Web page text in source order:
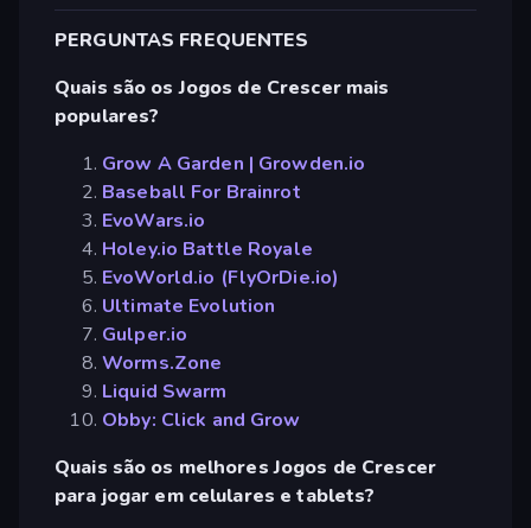
PERGUNTAS FREQUENTES
Quais são os Jogos de Crescer mais
populares?
Grow A Garden | Growden.io
Baseball For Brainrot
EvoWars.io
Holey.io Battle Royale
EvoWorld.io (FlyOrDie.io)
Ultimate Evolution
Gulper.io
Worms.Zone
Liquid Swarm
Obby: Click and Grow
Quais são os melhores Jogos de Crescer
para jogar em celulares e tablets?